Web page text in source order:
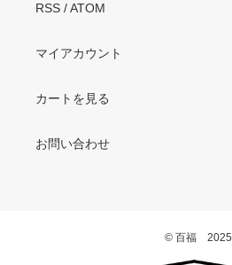
RSS /ATOM
マイアカウント
カートを見る
お問い合わせ
© 百福 2025